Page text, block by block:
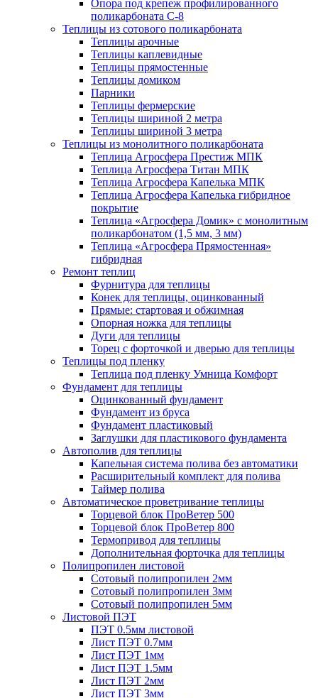
Опора под крепеж профилированного
поликарбоната С-8
Теплицы из сотового поликарбоната
Теплицы арочные
Теплицы каплевидные
Теплицы прямостенные
Теплицы домиком
Парники
Теплицы фермерские
Теплицы шириной 2 метра
Теплицы шириной 3 метра
Теплицы из монолитного поликарбоната
Теплица Агросфера Престиж МПК
Теплица Агросфера Титан МПК
Теплица Агросфера Капелька МПК
Теплица Агросфера Капелька гибридное
покрытие
Теплица «Агросфера Домик» с монолитным
поликарбонатом (1,5 мм, 3 мм)
Теплица «Агросфера Прямостенная»
гибридная
Ремонт теплиц
Фурнитура для теплицы
Конек для теплицы, оцинкованный
Прямые: стартовая и обжимная
Опорная ножка для теплицы
Дуги для теплицы
Торец с форточкой и дверью для теплицы
Теплицы под пленку
Теплица под пленку Умница Комфорт
Фундамент для теплицы
Оцинкованный фундамент
Фундамент из бруса
Фундамент пластиковый
Заглушки для пластикового фундамента
Автополив для теплицы
Капельная система полива без автоматики
Расширительный комплект для полива
Таймер полива
Автоматическое проветривание теплицы
Торцевой блок ПроВетер 500
Торцевой блок ПроВетер 800
Термопривод для теплицы
Дополнительная форточка для теплицы
Полипропилен листовой
Сотовый полипропилен 2мм
Сотовый полипропилен 3мм
Сотовый полипропилен 5мм
Листовой ПЭТ
ПЭТ 0.5мм листовой
Лист ПЭТ 0.7мм
Лист ПЭТ 1мм
Лист ПЭТ 1.5мм
Лист ПЭТ 2мм
Лист ПЭТ 3мм